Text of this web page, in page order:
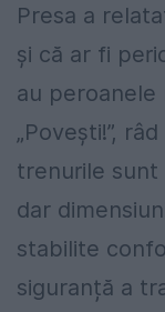
Presa a
și că ar fi
au
„Povești!”,
trenurile sunt
dar
stabilite
siguranță a